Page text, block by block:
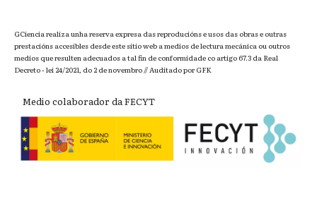
GCiencia realiza unha reserva expresa das reproducións e usos das obras e outras
prestacións accesibles desde este sitio web a medios de lectura mecánica ou outros
medios que resulten adecuados a tal fin de conformidade co artigo 67.3 da Real
Decreto - lei 24/2021, do 2 de novembro // Auditado por GFK
Medio colaborador da FECYT